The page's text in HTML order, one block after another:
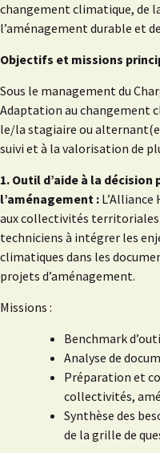
changement climatique, de
l’aménagement durable et
Objectifs et missions
Sous le management du
Adaptation au changement
le/la stagiaire ou
suivi et à la valorisation de
1. Outil d’aide à la
l’aménagement :
aux collectivités territoriales
techniciens à intégrer les
climatiques dans les
projets d’aménagement.
Missions :
Benchmark
Analyse de
Préparation et
collectivités,
Synthèse des
de la grille de